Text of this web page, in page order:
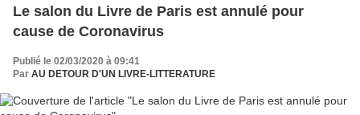
Le salon du Livre de Paris est annulé pour
cause de Coronavirus
Publié le 02/03/2020 à 09:41
Par AU DETOUR D'UN LIVRE-LITTERATURE